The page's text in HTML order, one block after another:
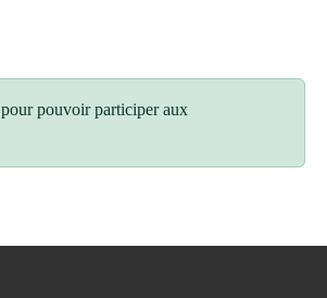
pour pouvoir participer aux